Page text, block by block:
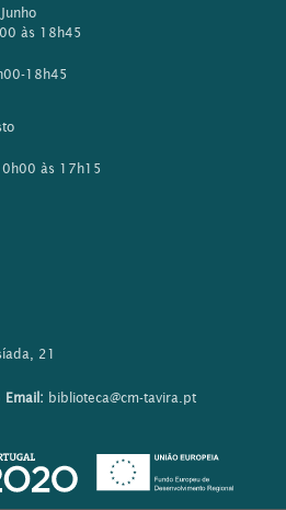
às 18h45
18h45
às 17h15
21
Email: biblioteca@cm-tavira.pt